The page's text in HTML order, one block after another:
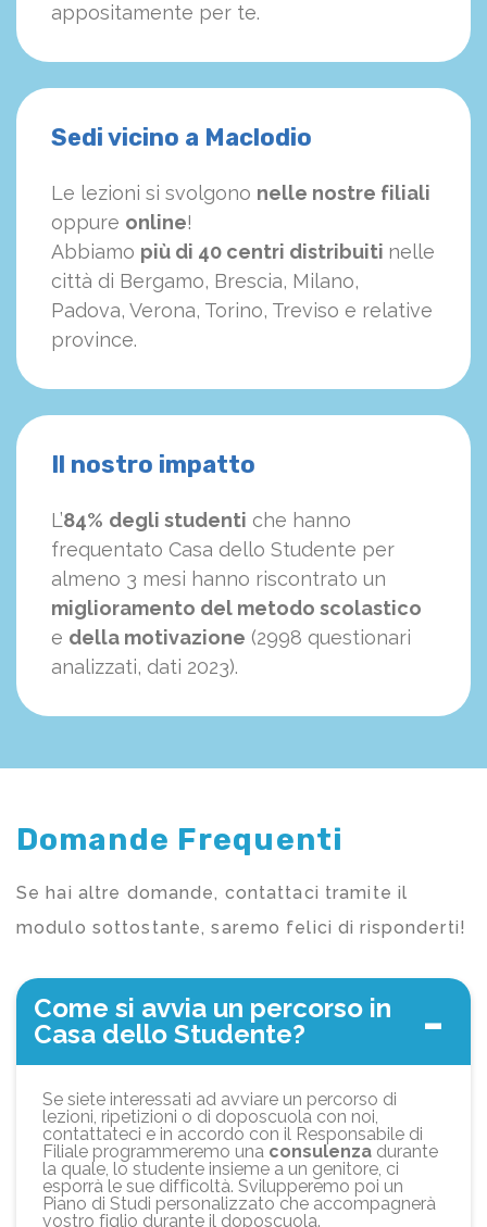
appositamente per te.
Sedi vicino a Maclodio
Le lezioni si svolgono nelle nostre filiali
oppure online!
Abbiamo più di 40 centri distribuiti nelle
città di Bergamo, Brescia, Milano,
Padova, Verona, Torino, Treviso e relative
province.
Il nostro impatto
L’84% degli studenti che hanno
frequentato Casa dello Studente per
almeno 3 mesi hanno riscontrato un
miglioramento del metodo scolastico
e della motivazione (2998 questionari
analizzati, dati 2023).
Domande Frequenti
Se hai altre domande, contattaci tramite il
modulo sottostante, saremo felici di risponderti!
Come si avvia un percorso in
Casa dello Studente?
Se siete interessati ad avviare un percorso di
lezioni, ripetizioni o di doposcuola con noi,
contattateci e in accordo con il Responsabile di
Filiale programmeremo una consulenza durante
la quale, lo studente insieme a un genitore, ci
esporrà le sue difficoltà. Svilupperemo poi un
Piano di Studi personalizzato che accompagnerà
vostro figlio durante il doposcuola.